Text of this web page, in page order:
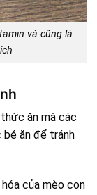
và cũng là
ăn mà các
bé ăn để tránh
của mèo con